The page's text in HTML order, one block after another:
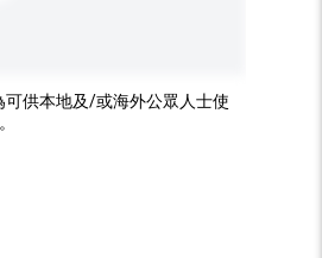
供本地及/或海外公眾人士使